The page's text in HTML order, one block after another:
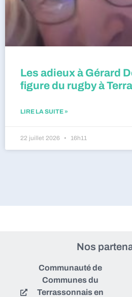
Les adieux à Gérard
figure du rugby à
LIRE LA SUITE »
22 juillet 2026 16h11
Nos
Communauté de
Communes du
Terrassonnais en